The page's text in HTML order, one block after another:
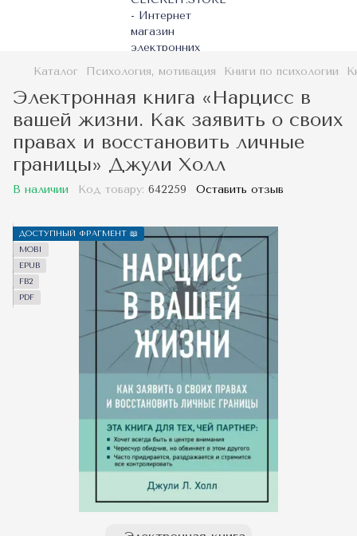
Каталог Психология, мотивация Книги по психологии
Электронная книга «Нарцисс в
вашей жизни. Как заявить о своих
правах и восстановить личные
границы» Джули Холл
В наличии Код товару: 642259 Оставить отзыв
ДОСТУПНЫЙ ФРАГМЕНТ 📖
MOBI
EPUB
FB2
PDF